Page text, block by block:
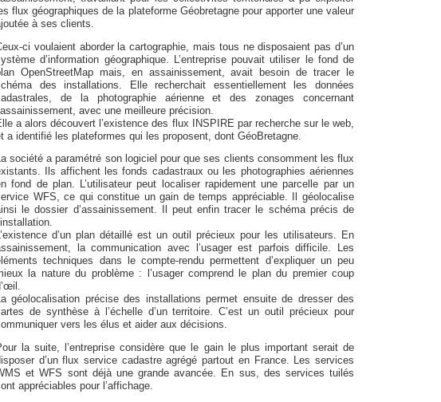
flux géographiques de la plateforme Géobretagne pour apporter une valeur
à ses clients.
ci voulaient aborder la cartographie, mais tous ne disposaient pas d’un
d’information géographique. L’entreprise pouvait utiliser le fond de
OpenStreetMap mais, en assainissement, avait besoin de tracer le
des installations. Elle recherchait essentiellement les données
de la photographie aérienne et des zonages concernant
avec une meilleure précision.
a alors découvert l’existence des flux INSPIRE par recherche sur le web,
a identifié les plateformes qui les proposent, dont GéoBretagne.
société a paramétré son logiciel pour que ses clients consomment les flux
Ils affichent les fonds cadastraux ou les photographies aériennes
fond de plan. L’utilisateur peut localiser rapidement une parcelle par un
WFS, ce qui constitue un gain de temps appréciable. Il géolocalise
le dossier d’assainissement. Il peut enfin tracer le schéma précis de
d’un plan détaillé est un outil précieux pour les utilisateurs. En
la communication avec l’usager est parfois difficile. Les
techniques dans le compte-rendu permettent d’expliquer un peu
la nature du problème : l’usager comprend le plan du premier coup
géolocalisation précise des installations permet ensuite de dresser des
de synthèse à l’échelle d’un territoire. C’est un outil précieux pour
vers les élus et aider aux décisions.
la suite, l’entreprise considère que le gain le plus important serait de
d’un flux service cadastre agrégé partout en France. Les services
et WFS sont déjà une grande avancée. En sus, des services tuilés
appréciables pour l’affichage.